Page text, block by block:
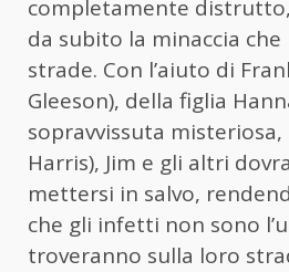
completamente
da subito la minaccia
strade. Con l’aiuto di
Gleeson), della figlia
sopravvissuta misteriosa,
Harris), Jim e gli altri
mettersi in salvo,
che gli infetti non sono
troveranno sulla loro